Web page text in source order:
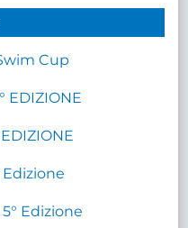
Cup
EDIZIONE
Edizione
5° Edizione